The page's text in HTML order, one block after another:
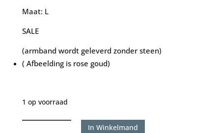
Maat: L
SALE
(armband wordt geleverd zonder steen)
( Afbeelding is rose goud)
1 op voorraad
In Winkelmand